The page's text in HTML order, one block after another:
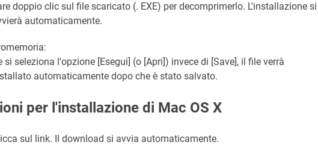
doppio clic sul file scaricato (. EXE) per decomprimerlo. L'installazione si
automaticamente.
si seleziona l'opzione [Esegui] (o [Apri]) invece di [Save], il file verrà
automaticamente dopo che è stato salvato.
per l'installazione di Mac OS X
sul link. Il download si avvia automaticamente.